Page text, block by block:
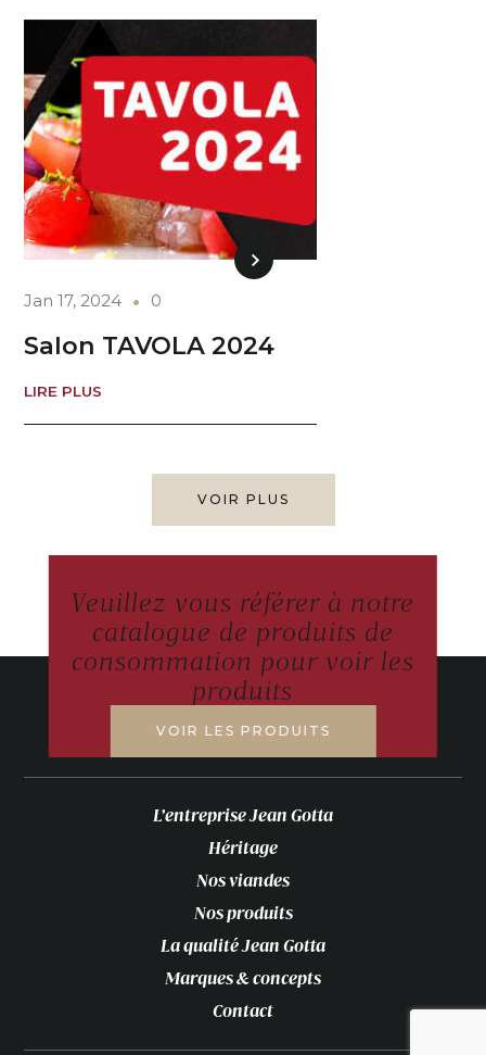
Jan 17, 2024 0
Salon TAVOLA 2024
LIRE PLUS
VOIR PLUS
Veuillez vous référer à notre
catalogue de produits de
consommation pour voir les
produits
VOIR LES PRODUITS
L’entreprise Jean Gotta
Héritage
Nos viandes
Nos produits
La qualité Jean Gotta
Marques & concepts
Contact